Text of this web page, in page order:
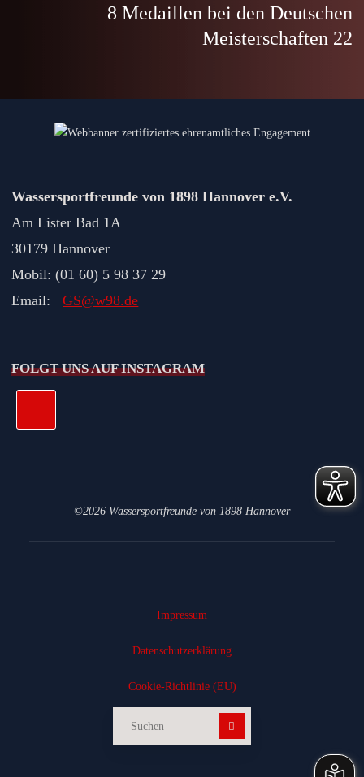
8 Medaillen bei den Deutschen
Meisterschaften 22
Wassersportfreunde von 1898 Hannover e.V.
Am Lister Bad 1A
30179 Hannover
Mobil: (01 60) 5 98 37 29
Email:GS@w98.de
FOLGT UNS AUF INSTAGRAM
©2026 Wassersportfreunde von 1898 Hannover
Impressum
Datenschutz­erklärung
Cookie-Richtlinie (EU)